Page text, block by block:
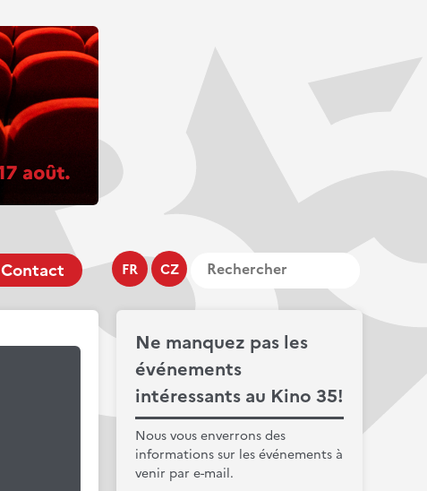
FR CZ
Contact
Ne manquez pas les
événements
intéressants au Kino 35!
Nous vous enverrons des
informations sur les événements à
venir par e-mail.